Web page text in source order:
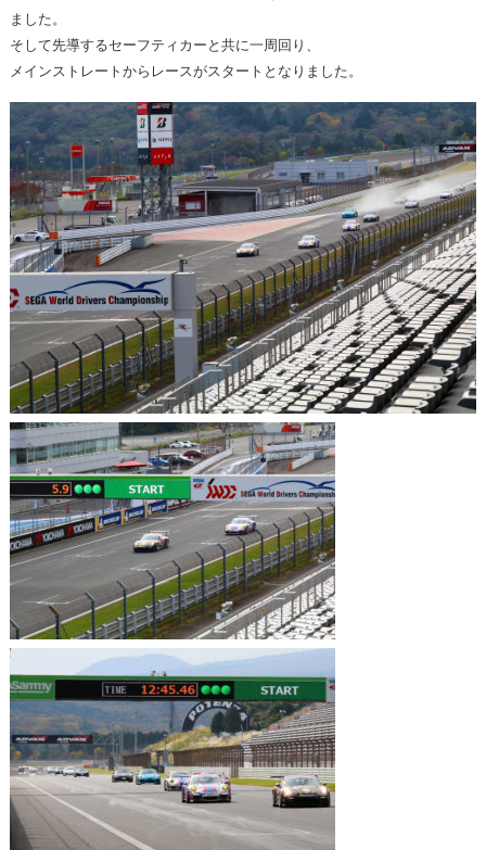
ました。
そして先導するセーフティカーと共に一周回り、
メインストレートからレースがスタートとなりました。